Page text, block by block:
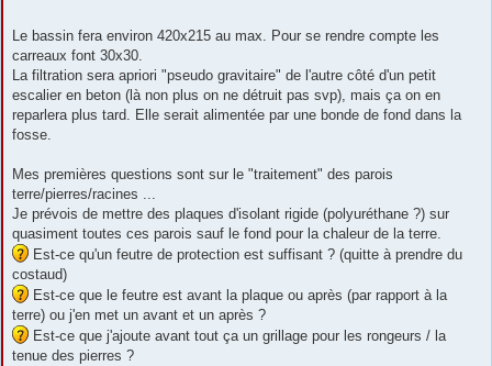
Le bassin fera environ 420x215 au max. Pour se rendre compte les
carreaux font 30x30.
La filtration sera apriori "pseudo gravitaire" de l'autre côté d'un petit
escalier en beton (là non plus on ne détruit pas svp), mais ça on en
reparlera plus tard. Elle serait alimentée par une bonde de fond dans la
fosse.
Mes premières questions sont sur le "traitement" des parois
terre/pierres/racines ...
Je prévois de mettre des plaques d'isolant rigide (polyuréthane ?) sur
quasiment toutes ces parois sauf le fond pour la chaleur de la terre.
Est-ce qu'un feutre de protection est suffisant ? (quitte à prendre du
costaud)
Est-ce que le feutre est avant la plaque ou après (par rapport à la
terre) ou j'en met un avant et un après ?
Est-ce que j'ajoute avant tout ça un grillage pour les rongeurs / la
tenue des pierres ?